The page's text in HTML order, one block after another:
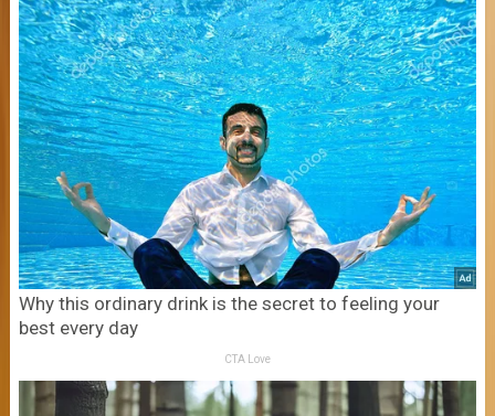
Why this ordinary drink is the secret to feeling your
best every day
CTA Love